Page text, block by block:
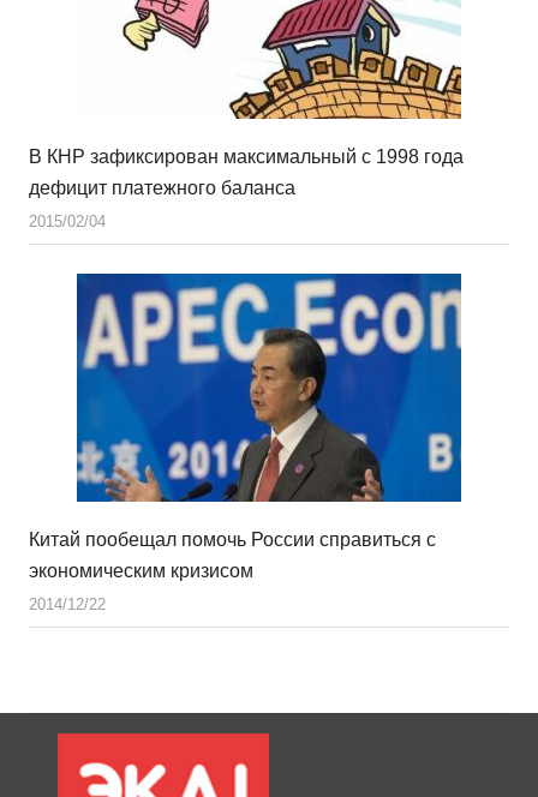
В КНР зафиксирован максимальный с 1998 года
дефицит платежного баланса
2015/02/04
Китай пообещал помочь России справиться с
экономическим кризисом
2014/12/22